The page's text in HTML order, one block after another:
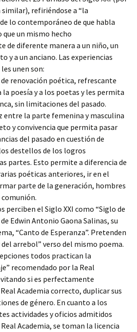
refiriéndose a “la
lo contemporáneo de que habla
que un mismo hecho
de diferente manera a un niño, un
y a un anciano. Las experiencias
unen son:
de renovación poética, refrescante
la poesía y a los poetas y les permita
sin limitaciones del pasado.
entre la parte femenina y masculina
y convivencia que permita pasar
del pasado en cuestión de
destellos de los logros
partes. Esto permite a diferencia de
poéticas anteriores, ir en el
parte de la generación, hombres
perciben el Siglo XXI como “Siglo de
Edwin Antonio Gaona Salinas, su
“Canto de Esperanza”. Pretenden
arrebol” verso del mismo poema.
todos practican la
recomendado por la Real
si es perfectamente
Academia correcto, duplicar sus
de género. En cuanto a los
actividades y oficios admitidos
Academia, se toman la licencia